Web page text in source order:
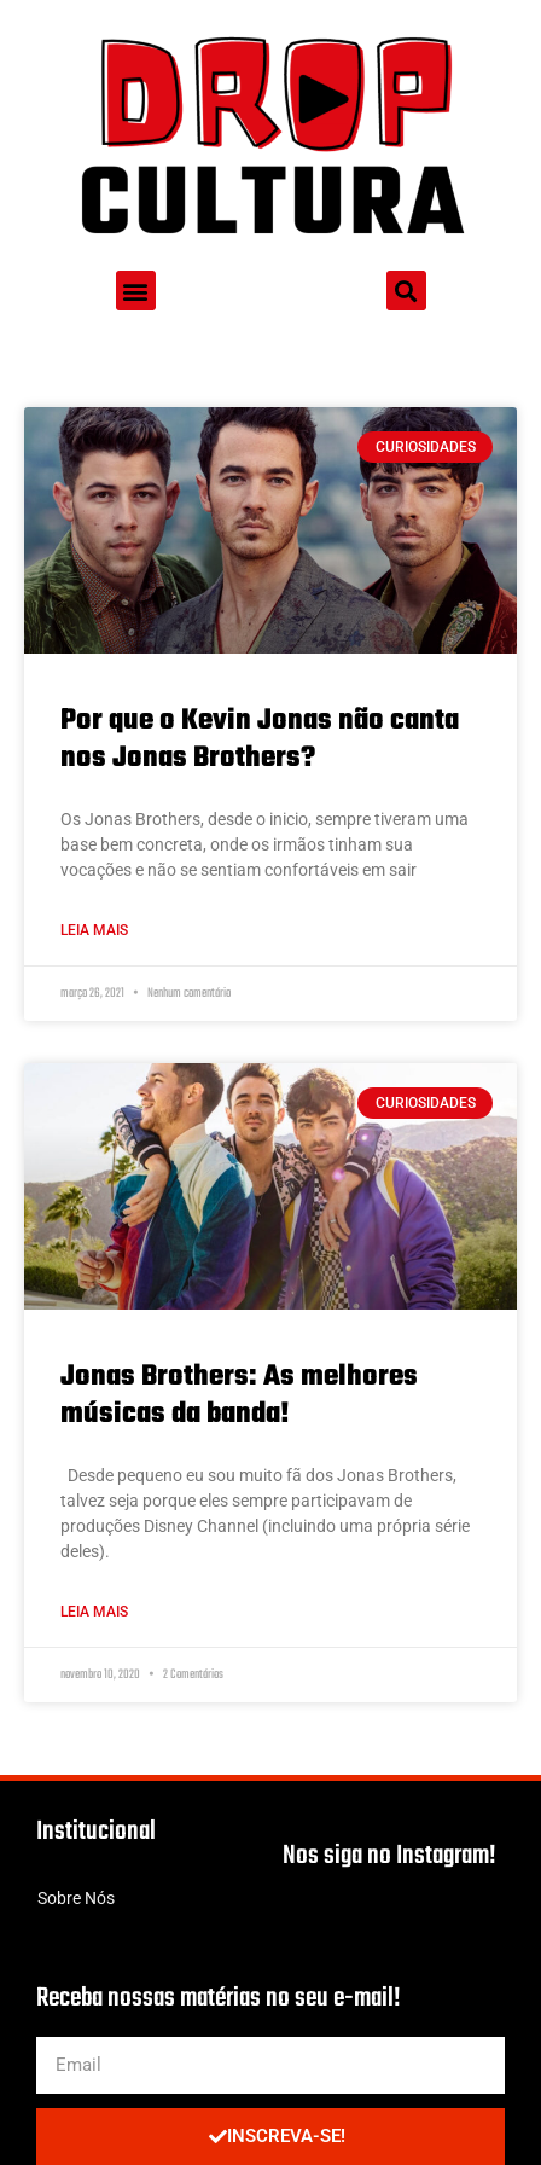
CURIOSIDADES
Por que o Kevin Jonas não canta
nos Jonas Brothers?
Os Jonas Brothers, desde o inicio, sempre tiveram uma
base bem concreta, onde os irmãos tinham sua
vocações e não se sentiam confortáveis em sair
LEIA MAIS
março 26, 2021 Nenhum comentário
CURIOSIDADES
Jonas Brothers: As melhores
músicas da banda!
Desde pequeno eu sou muito fã dos Jonas Brothers,
talvez seja porque eles sempre participavam de
produções Disney Channel (incluindo uma própria série
deles).
LEIA MAIS
novembro 10, 2020 2 Comentários
Institucional
Sobre Nós
Nos siga no Instagram!
Receba nossas matérias no seu e-mail!
INSCREVA-SE!